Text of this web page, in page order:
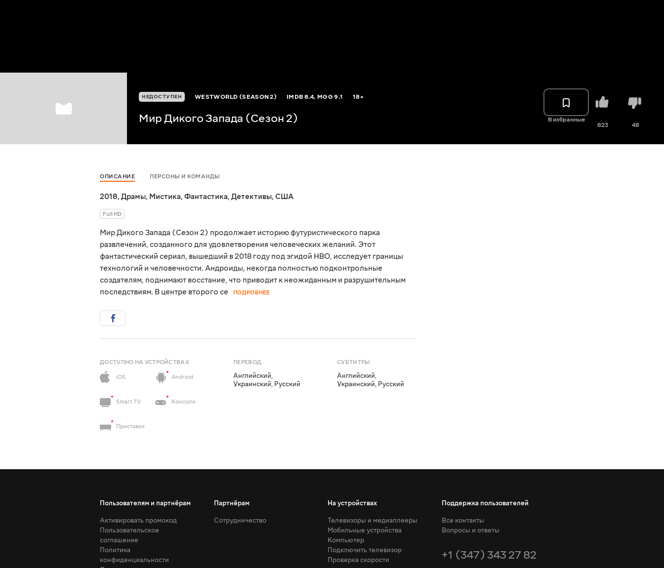
НЕДОСТУПЕН WESTWORLD (SEASON 2) IMDB8.4, MGG9.1 18+
Мир Дикого Запада (Сезон 2) В избранные
823 48
ОПИСАНИЕ ПЕРСОНЫ И КОМАНДЫ
2018, Драмы, Мистика, Фантастика, Детективы, США
Full HD
Мир Дикого Запада (Сезон 2) продолжает историю футуристического парка
развлечений, созданного для удовлетворения человеческих желаний. Этот
фантастический сериал, вышедший в 2018 году под эгидой HBO, исследует границы
технологий и человечности. Андроиды, некогда полностью подконтрольные
создателям, поднимают восстание, что приводит к неожиданным и разрушительным
последствиям. В центре второго се
ПОДРОБНЕЕ
ДОСТУПНО НА УСТРОЙСТВАХ
iOS
Android
Smart TV Консоли
Приставки
ПЕРЕВОД
Английский,
Украинский, Русский
СУБТИТРЫ
Английский,
Украинский, Русский
Пользователям и партнёрам
Активировать промокод
Пользовательское
соглашение
Политика
конфиденциальности
Партнёрам
Сотрудничество
На устройствах
Телевизоры и медиаплееры
Мобильные устройства
Компьютер
Подключить телевизор
Проверка скорости
Поддержка пользователей
Все контакты
Вопросы и ответы
+1 (347) 343 27 82